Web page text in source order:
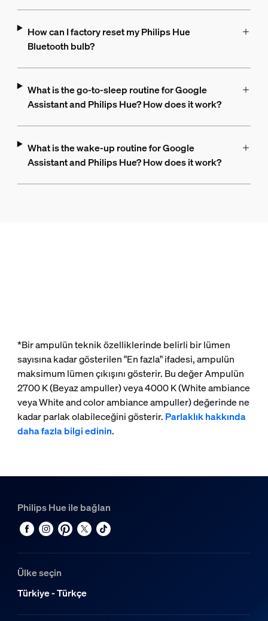
How can I factory reset my Philips Hue
Bluetooth bulb?
What is the go-to-sleep routine for Google
Assistant and Philips Hue? How does it work?
What is the wake-up routine for Google
Assistant and Philips Hue? How does it work?
*Bir ampulün teknik özelliklerinde belirli bir lümen
sayısına kadar gösterilen "En fazla" ifadesi, ampulün
maksimum lümen çıkışını gösterir. Bu değer Ampulün
2700 K (Beyaz ampuller) veya 4000 K (White ambiance
veya White and color ambiance ampuller) değerinde ne
kadar parlak olabileceğini gösterir. Parlaklık hakkında
daha fazla bilgi edinin.
Philips Hue ile bağlan
Ülke seçin
Türkiye - Türkçe